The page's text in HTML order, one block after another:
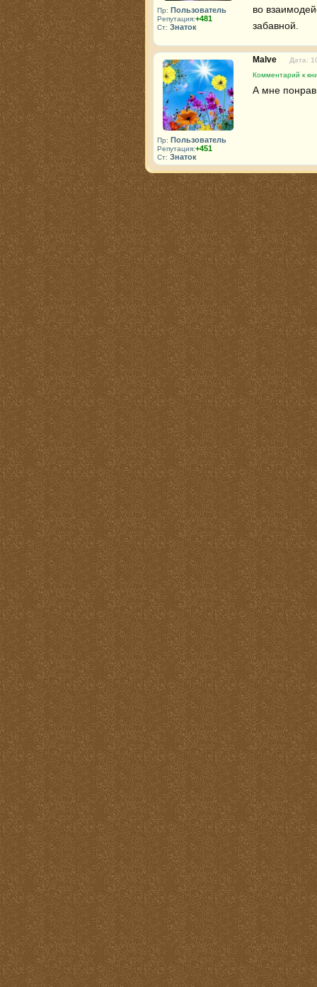
Пр: Пользователь
Репутация:+481
Ст: Знаток
во
забавной.
Пр: Пользователь
Репутация:+451
Ст: Знаток
Malve
Дата:
Комментарий к
А мне